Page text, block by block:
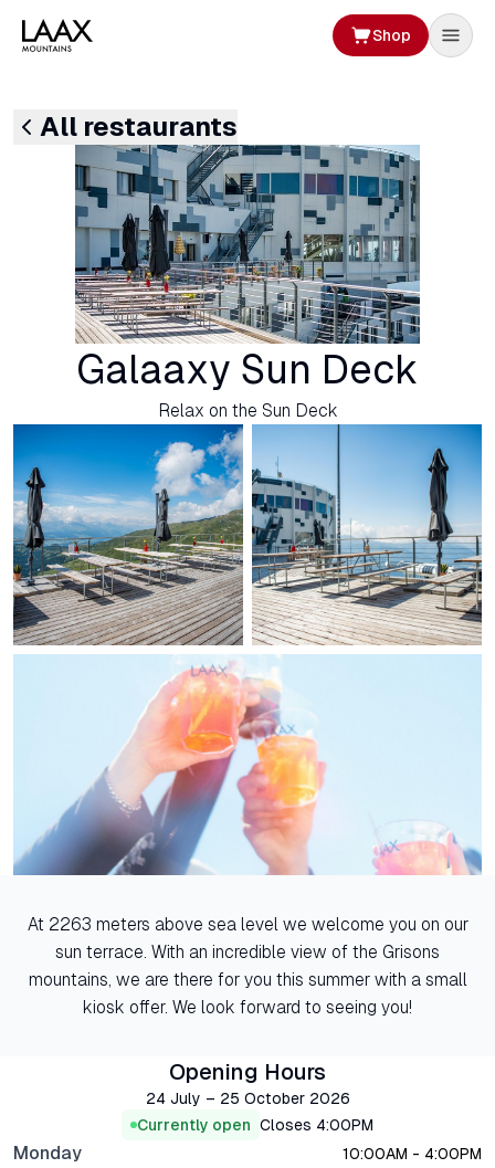
Shop
All restaurants
Galaaxy Sun Deck
Relax on the Sun Deck
At 2263 meters above sea level we welcome you on our
sun terrace. With an incredible view of the Grisons
mountains, we are there for you this summer with a small
kiosk offer. We look forward to seeing you!
Opening Hours
24 July – 25 October 2026
Currently open Closes 4:00PM
Monday 10:00AM - 4:00PM